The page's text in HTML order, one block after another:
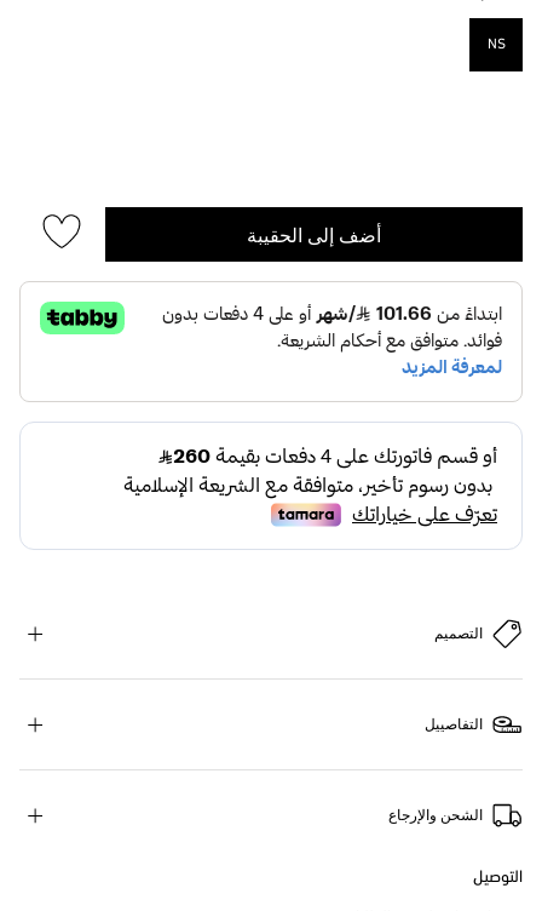
NS
أضف إلى الحقيبة
التصميم
التفاصييل
الشحن والإرجاع
التوصيل